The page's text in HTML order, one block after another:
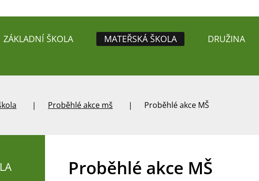
ZÁKLADNÍ ŠKOLA MATEŘSKÁ ŠKOLA DRUŽINA
Proběhlé akce mš Proběhlé akce MŠ
Proběhlé akce MŠ